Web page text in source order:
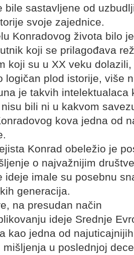
bile sastavljene od
svoje zajednice.
Konradovog života bilo
koji se prilagođava
koji su u XX veku
logičan plod istorije, više
je takvih intelektualaca
bili ni u kakvom
kova jedna od
Konrad obeležio je
o najvažnijim
ideje imale su posebnu
generacija.
na presudan način
ideje Srednje
kao jedna od najuticajnijih
mišljenja u poslednjoj